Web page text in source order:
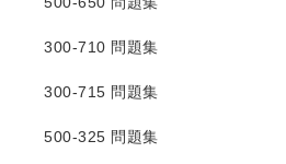
300-710 問題集
300-715 問題集
500-325 問題集